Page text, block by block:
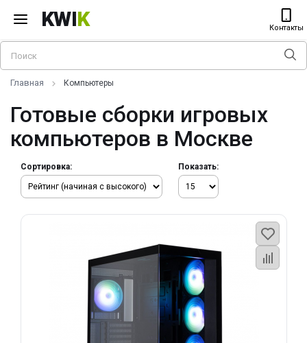
KWIK Контакты
Главная Компьютеры
Готовые сборки игровых
компьютеров в Москве
Сортировка: Показать: